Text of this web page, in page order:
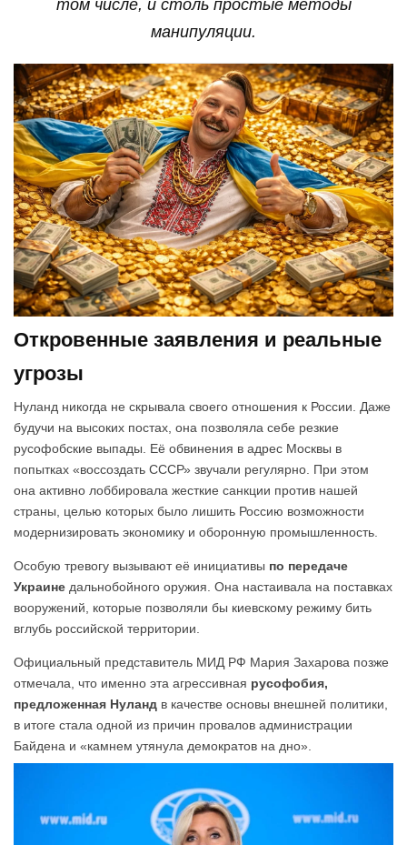
том числе, и столь простые методы
манипуляции.
Откровенные заявления и реальные
угрозы
Нуланд никогда не скрывала своего отношения к России. Даже
будучи на высоких постах, она позволяла себе резкие
русофобские выпады. Её обвинения в адрес Москвы в
попытках «воссоздать СССР» звучали регулярно. При этом
она активно лоббировала жесткие санкции против нашей
страны, целью которых было лишить Россию возможности
модернизировать экономику и оборонную промышленность.
Особую тревогу вызывают её инициативы по передаче
Украине дальнобойного оружия. Она настаивала на поставках
вооружений, которые позволяли бы киевскому режиму бить
вглубь российской территории.
Официальный представитель МИД РФ Мария Захарова позже
отмечала, что именно эта агрессивная русофобия,
предложенная Нуланд в качестве основы внешней политики,
в итоге стала одной из причин провалов администрации
Байдена и «камнем утянула демократов на дно».